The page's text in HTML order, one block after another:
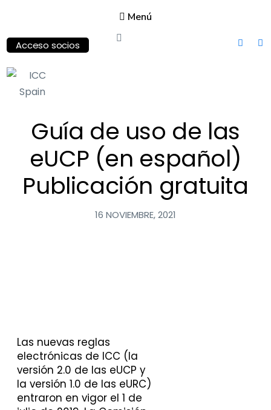
Menú
Spain
International
Chamber of
Commerce
Acceso socios
Guía de uso de las
eUCP (en español)
Publicación gratuita
16 NOVIEMBRE, 2021
Las nuevas reglas
electrónicas de ICC (la
versión 2.0 de las eUCP y
la versión 1.0 de las eURC)
entraron en vigor el 1 de